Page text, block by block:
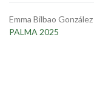
Emma Bilbao González
PALMA 2025